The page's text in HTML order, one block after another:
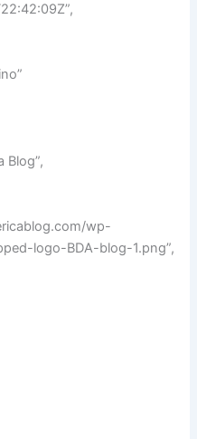
Blog”,
wp-
logo-BDA-blog-1.png”,